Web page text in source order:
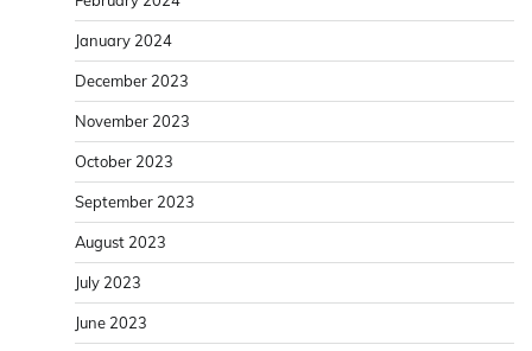
January 2024
December 2023
November 2023
October 2023
September 2023
August 2023
July 2023
June 2023